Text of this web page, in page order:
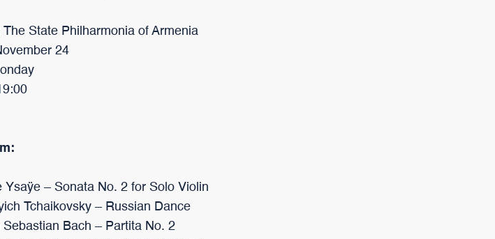
The State Philharmonia of Armenia
24
Ysaÿe – Sonata No. 2 for Solo Violin
Tchaikovsky – Russian Dance
Sebastian Bach – Partita No. 2